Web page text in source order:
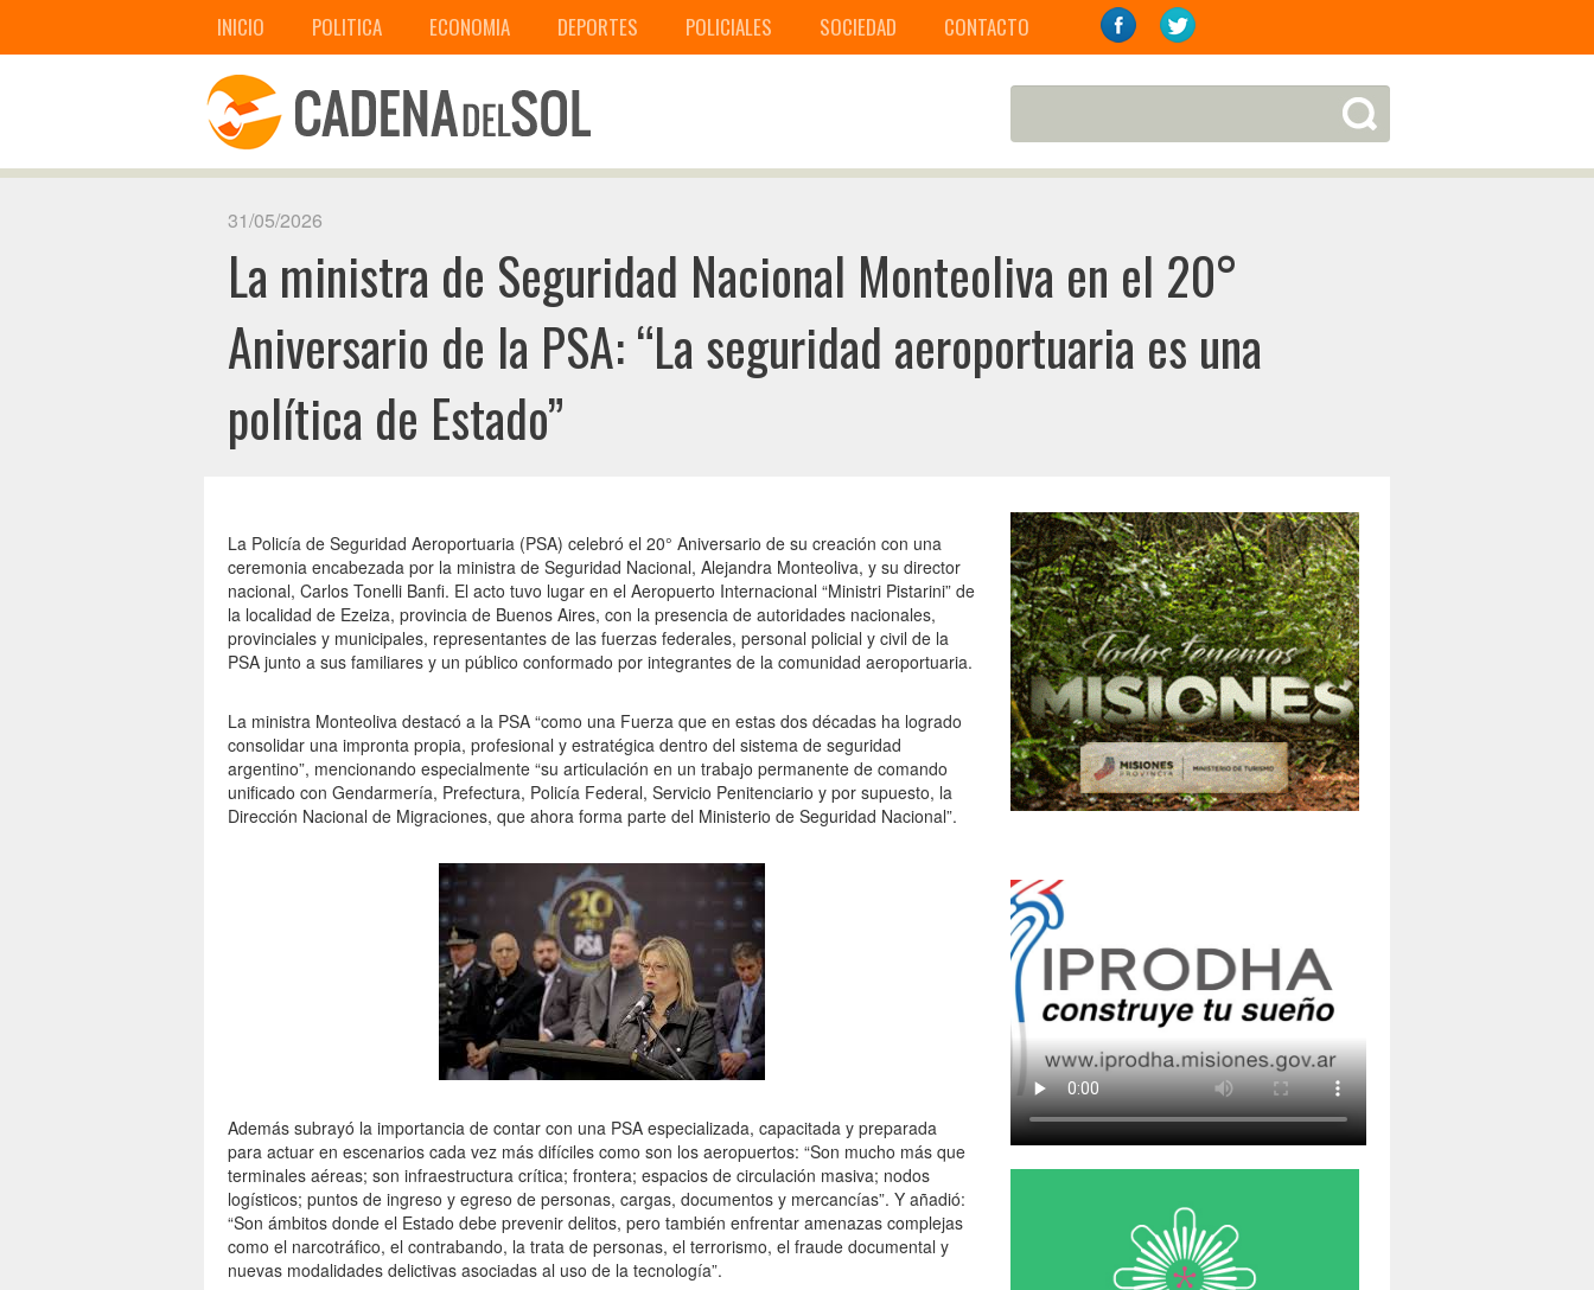
INICIO POLITICA ECONOMIA DEPORTES POLICIALES SOCIEDAD CONTACTO
31/05/2026
La ministra de Seguridad Nacional Monteoliva en el 20°
Aniversario de la PSA: “La seguridad aeroportuaria es una
política de Estado”
La Policía de Seguridad Aeroportuaria (PSA) celebró el 20° Aniversario de su creación con una
ceremonia encabezada por la ministra de Seguridad Nacional, Alejandra Monteoliva, y su director
nacional, Carlos Tonelli Banfi. El acto tuvo lugar en el Aeropuerto Internacional “Ministri Pistarini” de
la localidad de Ezeiza, provincia de Buenos Aires, con la presencia de autoridades nacionales,
provinciales y municipales, representantes de las fuerzas federales, personal policial y civil de la
PSA junto a sus familiares y un público conformado por integrantes de la comunidad aeroportuaria.
La ministra Monteoliva destacó a la PSA “como una Fuerza que en estas dos décadas ha logrado
consolidar una impronta propia, profesional y estratégica dentro del sistema de seguridad
argentino”, mencionando especialmente “su articulación en un trabajo permanente de comando
unificado con Gendarmería, Prefectura, Policía Federal, Servicio Penitenciario y por supuesto, la
Dirección Nacional de Migraciones, que ahora forma parte del Ministerio de Seguridad Nacional”.
Además subrayó la importancia de contar con una PSA especializada, capacitada y preparada
para actuar en escenarios cada vez más difíciles como son los aeropuertos: “Son mucho más que
terminales aéreas; son infraestructura crítica; frontera; espacios de circulación masiva; nodos
logísticos; puntos de ingreso y egreso de personas, cargas, documentos y mercancías”. Y añadió:
“Son ámbitos donde el Estado debe prevenir delitos, pero también enfrentar amenazas complejas
como el narcotráfico, el contrabando, la trata de personas, el terrorismo, el fraude documental y
nuevas modalidades delictivas asociadas al uso de la tecnología”.